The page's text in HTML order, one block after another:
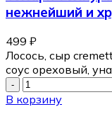
нежнейший и
499 ₽
Лосось, сыр
соус ореховый,
В корзину